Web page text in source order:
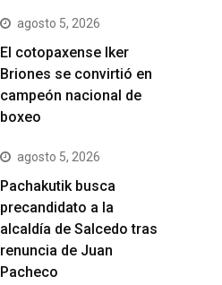
agosto 5, 2026
El cotopaxense Iker
Briones se convirtió en
campeón nacional de
boxeo
agosto 5, 2026
Pachakutik busca
precandidato a la
alcaldía de Salcedo tras
renuncia de Juan
Pacheco